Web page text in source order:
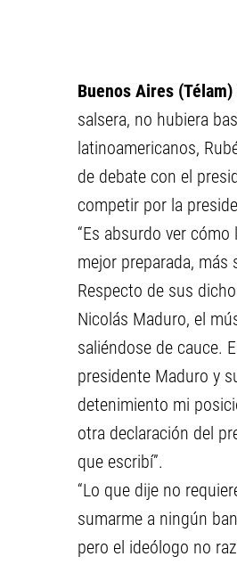
Buenos Aires (Télam)
salsera, no hubiera
latinoamericanos,
de debate con el
competir por la
“Es absurdo ver
mejor preparada, más
Respecto de sus
Nicolás Maduro, el
saliéndose de cauce.
presidente Maduro y
detenimiento mi
otra declaración del
que escribí”.
“Lo que dije no
sumarme a ningún
pero el ideólogo no